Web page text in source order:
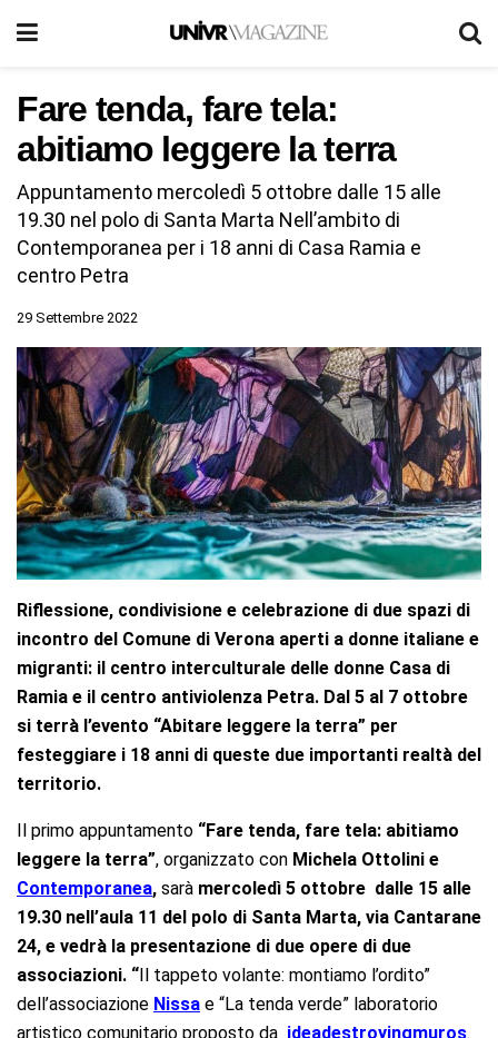
Fare tenda, fare tela:
abitiamo leggere la terra
Appuntamento mercoledì 5 ottobre dalle 15 alle
19.30 nel polo di Santa Marta Nell’ambito di
Contemporanea per i 18 anni di Casa Ramia e
centro Petra
29 Settembre 2022
Riflessione, condivisione e celebrazione di due spazi di
incontro del Comune di Verona aperti a donne italiane e
migranti: il centro interculturale delle donne Casa di
Ramia e il centro antiviolenza Petra. Dal 5 al 7 ottobre
si terrà l’evento “Abitare leggere la terra” per
festeggiare i 18 anni di queste due importanti realtà del
territorio.
Il primo appuntamento “Fare tenda, fare tela: abitiamo
leggere la terra”, organizzato con Michela Ottolini e
Contemporanea, sarà mercoledì 5 ottobre dalle 15 alle
19.30 nell’aula 11 del polo di Santa Marta, via Cantarane
24, e vedrà la presentazione di due opere di due
associazioni. “Il tappeto volante: montiamo l’ordito”
dell’associazione Nissa e “La tenda verde” laboratorio
artistico comunitario proposto da ideadestroyingmuros.